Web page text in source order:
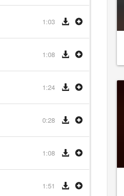
1:03
1:08
1:24
0:28
1:08
1:51